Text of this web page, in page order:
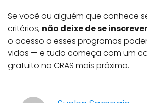
Se você ou alguém que conhece
critérios, não deixe de se inscrever
o acesso a esses programas
vidas — e tudo começa com um
gratuito no CRAS mais próximo.